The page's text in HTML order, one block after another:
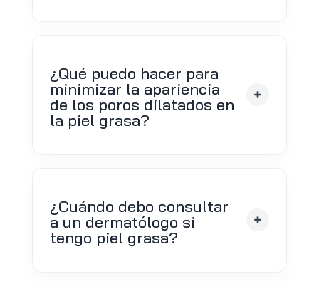
¿Qué puedo hacer para
minimizar la apariencia
de los poros dilatados en
la piel grasa?
¿Cuándo debo consultar
a un dermatólogo si
tengo piel grasa?